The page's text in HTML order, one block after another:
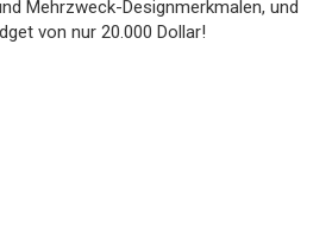
Mehrzweck-Designmerkmalen, und
von nur 20.000 Dollar!